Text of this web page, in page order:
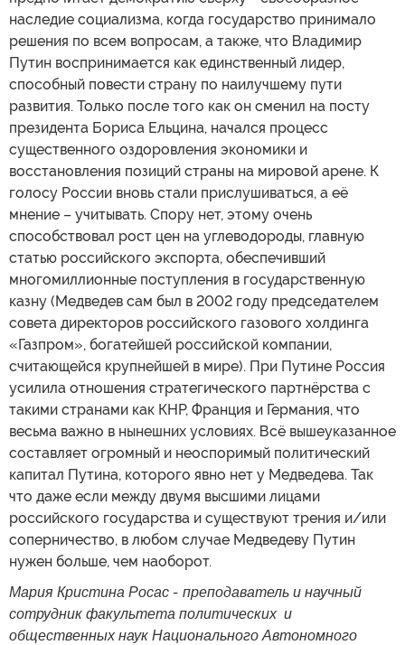
наследие социализма, когда государство принимало
решения по всем вопросам, а также, что Владимир
Путин воспринимается как единственный лидер,
способный повести страну по наилучшему пути
развития. Только после того как он сменил на посту
президента Бориса Ельцина, начался процесс
существенного оздоровления экономики и
восстановления позиций страны на мировой арене. К
голосу России вновь стали прислушиваться, а её
мнение – учитывать. Спору нет, этому очень
способствовал рост цен на углеводороды, главную
статью российского экспорта, обеспечивший
многомиллионные поступления в государственную
казну (Медведев сам был в 2002 году председателем
совета директоров российского газового холдинга
«Газпром», богатейшей российской компании,
считающейся крупнейшей в мире). При Путине Россия
усилила отношения стратегического партнёрства с
такими странами как КНР, Франция и Германия, что
весьма важно в нынешних условиях. Всё вышеуказанное
составляет огромный и неоспоримый политический
капитал Путина, которого явно нет у Медведева. Так
что даже если между двумя высшими лицами
российского государства и существуют трения и/или
соперничество, в любом случае Медведеву Путин
нужен больше, чем наоборот.
Мария Кристина Росас - преподаватель и научный
сотрудник факультета политических и
общественных наук Национального Автономного